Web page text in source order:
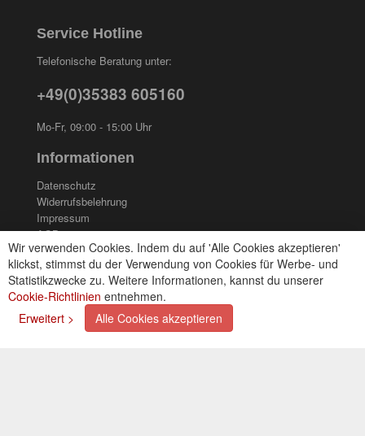
Wir verwenden Cookies. Indem du auf 'Alle Cookies akzeptieren'
klickst, stimmst du der Verwendung von Cookies für Werbe- und
Statistikzwecke zu. Weitere Informationen, kannst du unserer
Cookie-Richtlinien entnehmen.
Erweitert >
Alle Cookies akzeptieren
Service Hotline
Telefonische Beratung unter:
+49(0)35383 605160
Mo-Fr, 09:00 - 15:00 Uhr
Informationen
Datenschutz
Widerrufsbelehrung
Impressum
AGB
Kontakt
Cookies einstellungen
Zahlungsarten